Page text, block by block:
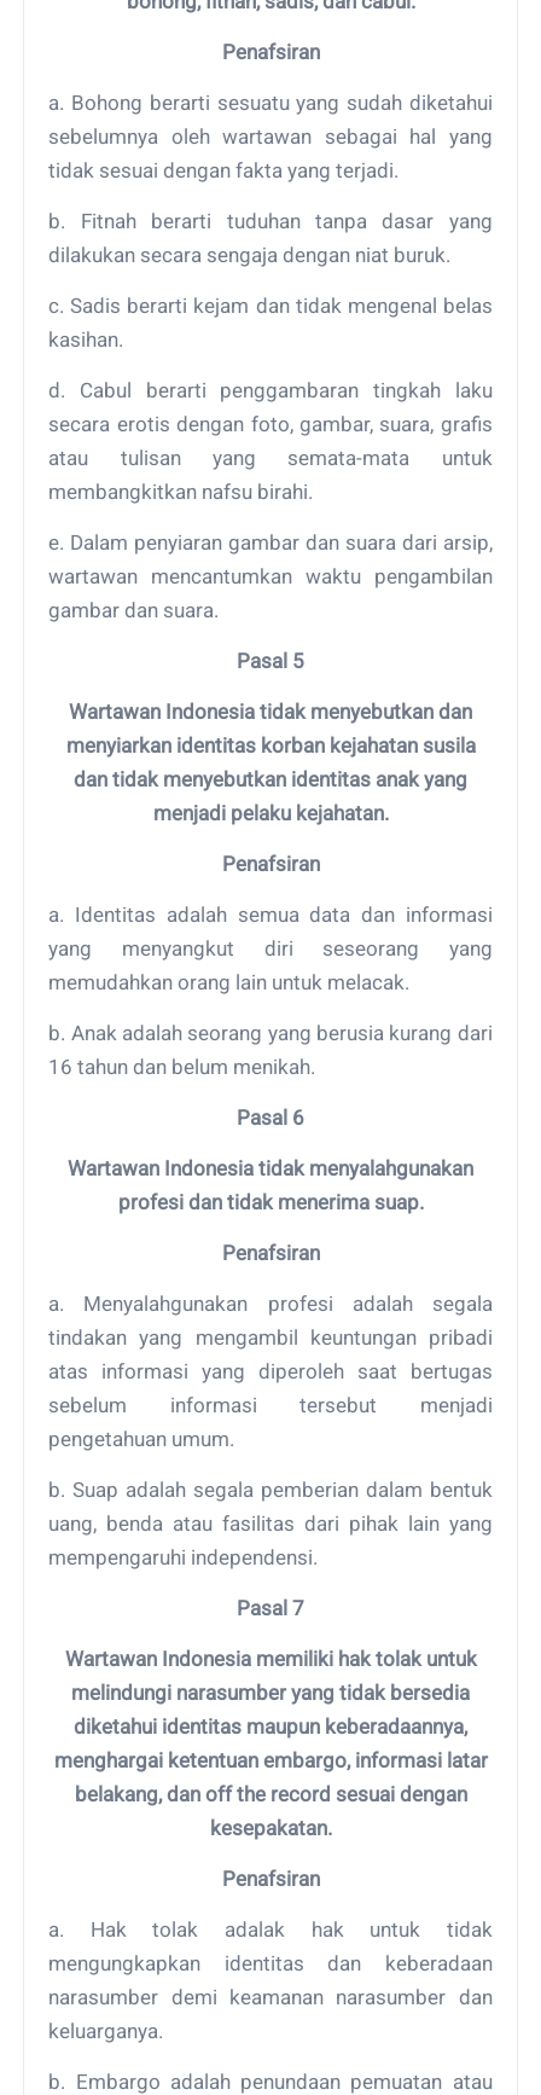
Penafsiran
a. Bohong berarti sesuatu yang sudah diketahui
sebelumnya oleh wartawan sebagai hal yang
tidak sesuai dengan fakta yang terjadi.
b. Fitnah berarti tuduhan tanpa dasar yang
dilakukan secara sengaja dengan niat buruk.
c. Sadis berarti kejam dan tidak mengenal belas
kasihan.
d. Cabul berarti penggambaran tingkah laku
secara erotis dengan foto, gambar, suara, grafis
atau tulisan yang semata-mata untuk
membangkitkan nafsu birahi.
e. Dalam penyiaran gambar dan suara dari arsip,
wartawan mencantumkan waktu pengambilan
gambar dan suara.
Pasal 5
Wartawan Indonesia tidak menyebutkan dan
menyiarkan identitas korban kejahatan susila
dan tidak menyebutkan identitas anak yang
menjadi pelaku kejahatan.
Penafsiran
a. Identitas adalah semua data dan informasi
yang menyangkut diri seseorang yang
memudahkan orang lain untuk melacak.
b. Anak adalah seorang yang berusia kurang dari
16 tahun dan belum menikah.
Pasal 6
Wartawan Indonesia tidak menyalahgunakan
profesi dan tidak menerima suap.
Penafsiran
a. Menyalahgunakan profesi adalah segala
tindakan yang mengambil keuntungan pribadi
atas informasi yang diperoleh saat bertugas
sebelum informasi tersebut menjadi
pengetahuan umum.
b. Suap adalah segala pemberian dalam bentuk
uang, benda atau fasilitas dari pihak lain yang
mempengaruhi independensi.
Pasal 7
Wartawan Indonesia memiliki hak tolak untuk
melindungi narasumber yang tidak bersedia
diketahui identitas maupun keberadaannya,
menghargai ketentuan embargo, informasi latar
belakang, dan off the record sesuai dengan
kesepakatan.
Penafsiran
a. Hak tolak adalak hak untuk tidak
mengungkapkan identitas dan keberadaan
narasumber demi keamanan narasumber dan
keluarganya.
b. Embargo adalah penundaan pemuatan atau